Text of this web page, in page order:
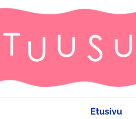
Etusivu